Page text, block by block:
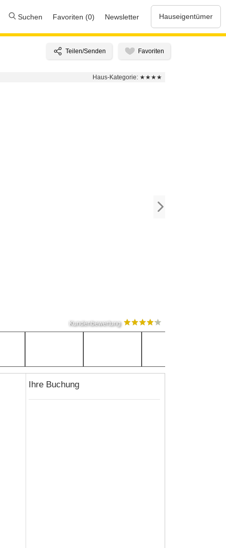
Suchen Favoriten (0) Newsletter Hauseigentümer
Haus-Kategorie: ★★★★
Kundenbewertung
Ihre Buchung